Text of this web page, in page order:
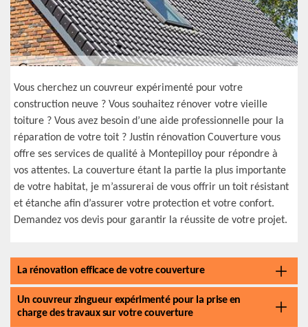
Vous cherchez un couvreur expérimenté pour votre
construction neuve ? Vous souhaitez rénover votre vieille
toiture ? Vous avez besoin d’une aide professionnelle pour la
réparation de votre toit ? Justin rénovation Couverture vous
offre ses services de qualité à Montepilloy pour répondre à
vos attentes. La couverture étant la partie la plus importante
de votre habitat, je m’assurerai de vous offrir un toit résistant
et étanche afin d’assurer votre protection et votre confort.
Demandez vos devis pour garantir la réussite de votre projet.
La rénovation efficace de votre couverture
Un couvreur zingueur expérimenté pour la prise en
charge des travaux sur votre couverture